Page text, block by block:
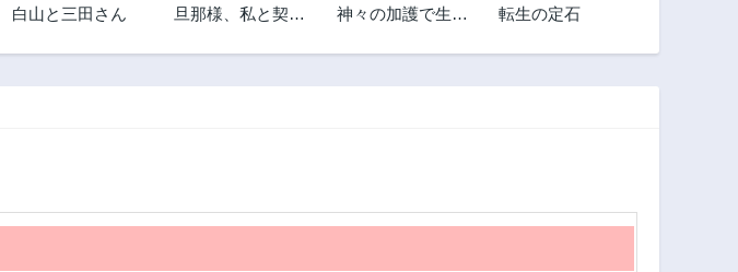
白山と三田さん
旦那様、私と契約
神々の加護で生産
隅でまったりスロ
転生の定石